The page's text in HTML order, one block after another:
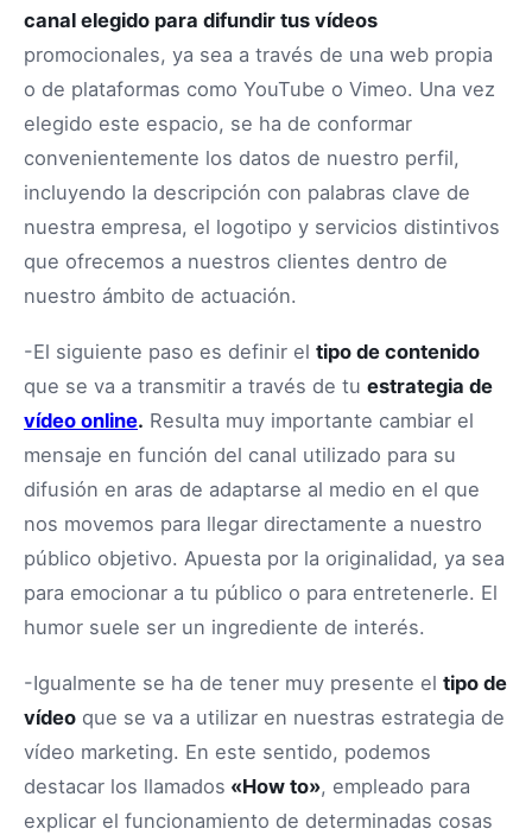
canal elegido para difundir tus vídeos
promocionales, ya sea a través de una web propia
o de plataformas como YouTube o Vimeo. Una vez
elegido este espacio, se ha de conformar
convenientemente los datos de nuestro perfil,
incluyendo la descripción con palabras clave de
nuestra empresa, el logotipo y servicios distintivos
que ofrecemos a nuestros clientes dentro de
nuestro ámbito de actuación.
-El siguiente paso es definir el tipo de contenido
que se va a transmitir a través de tu estrategia de
vídeo online. Resulta muy importante cambiar el
mensaje en función del canal utilizado para su
difusión en aras de adaptarse al medio en el que
nos movemos para llegar directamente a nuestro
público objetivo. Apuesta por la originalidad, ya sea
para emocionar a tu público o para entretenerle. El
humor suele ser un ingrediente de interés.
-Igualmente se ha de tener muy presente el tipo de
vídeo que se va a utilizar en nuestras estrategia de
vídeo marketing. En este sentido, podemos
destacar los llamados «How to», empleado para
explicar el funcionamiento de determinadas cosas